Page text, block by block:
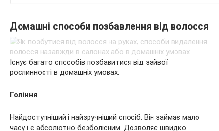
Домашні способи позбавлення від волосся
Існує багато способів позбавитися від зайвої
рослинності в домашніх умовах.
Гоління
Найдоступніший і найзручніший спосіб. Він займає мало
часу і є абсолютно безболісним. Дозволяє швидко